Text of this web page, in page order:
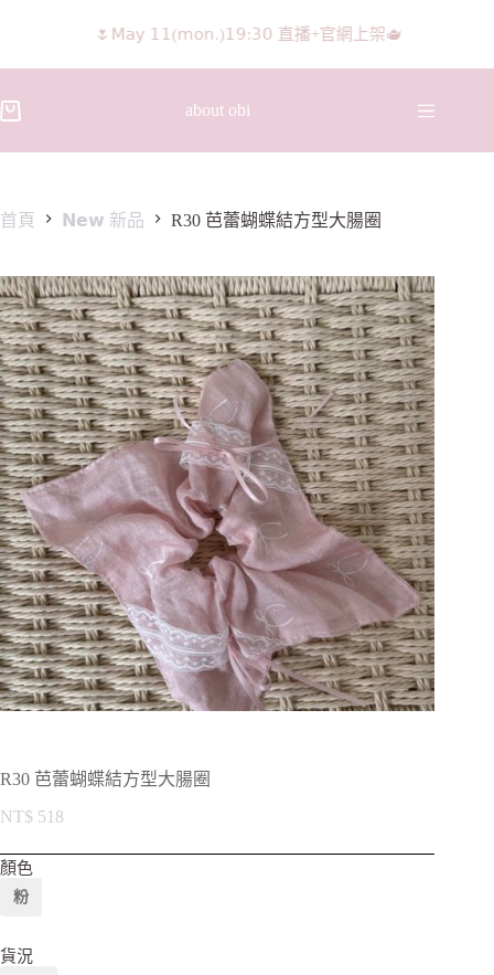
🌷𝖬𝖺𝗒 𝟣𝟣(𝗆𝗈𝗇.)𝟣𝟫:𝟥𝟢 直播+官網上架🫖
about obi
首頁 𝗡𝗲𝘄 新品 R30 芭蕾蝴蝶結方型大腸圈
R30 芭蕾蝴蝶結方型大腸圈
NT$ 518
顏色
粉
貨況